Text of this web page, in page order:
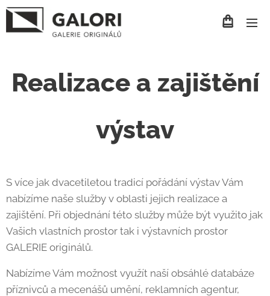
Realizace a zajištění
výstav
S více jak dvacetiletou tradicí pořádání výstav Vám
nabízíme naše služby v oblasti jejich realizace a
zajištění. Při objednání této služby může být využito jak
Vašich vlastních prostor tak i výstavních prostor
GALERIE originálů.
Nabízíme Vám možnost využít naší obsáhlé databáze
příznivců a mecenášů umění, reklamních agentur,